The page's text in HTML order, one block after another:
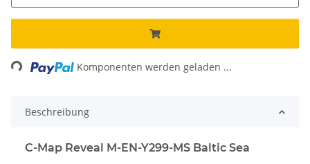
Komponenten werden geladen ...
Beschreibung
C-Map Reveal M-EN-Y299-MS Baltic Sea